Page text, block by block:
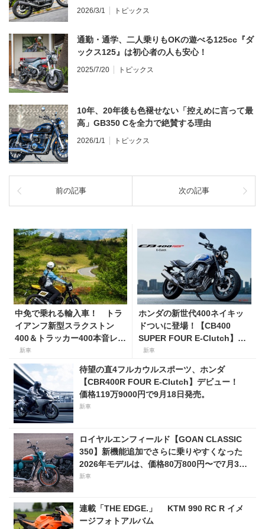
ンプレ・レビュー 前編】
2026/3/1 トピックス
通勤・通学、二人乗りもOKの遊べる125cc『ダ
ックス125』は初心者の人も安心！
2025/7/20 トピックス
10年、20年後も色褪せない「控えめに言って最
高」GB350 Cを全力で絶賛する理由
2026/1/1 トピックス
前の記事 次の記事
中免で乗れる輸入車！ トラ
イアンフ新型スラクストン
400＆トラッカー400本音レビ
ュー【身長154cmの足着き
は？】
新車
ホンダの新世代400ネイキッ
ドついに登場！【CB400
SUPER FOUR E-Clutch】8
月21日に発売！ 価格99万
新車
待望の直4フルカウルスポーツ、ホンダ
【CBR400R FOUR E-Clutch】デビュー！
価格119万9000円で9月18日発売。
新車
ロイヤルエンフィールド【GOAN CLASSIC
350】新機能追加でさらに乗りやすくなった
2026年モデルは、価格80万800円〜で7月31
日発売！
新車
連載「THE EDGE.」 KTM 990 RC R イメ
ージフォトアルバム